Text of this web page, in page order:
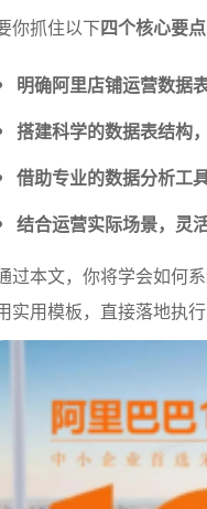
你抓住以下四个核心要点
明确阿里店铺运营数据
搭建科学的数据表结构
借助专业的数据分析工
结合运营实际场景，灵
过本文，你将学会如何
实用模板，直接落地执